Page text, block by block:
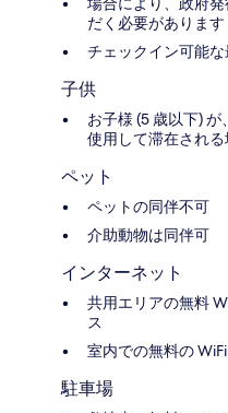
だく必要があります
チェックイン可能な
子供
お子様 (5 歳以下)
使用して滞在され
ペット
ペットの同伴不可
介助動物は同伴可
インターネット
共用エリアの無料
ス
室内での無料の
駐車場